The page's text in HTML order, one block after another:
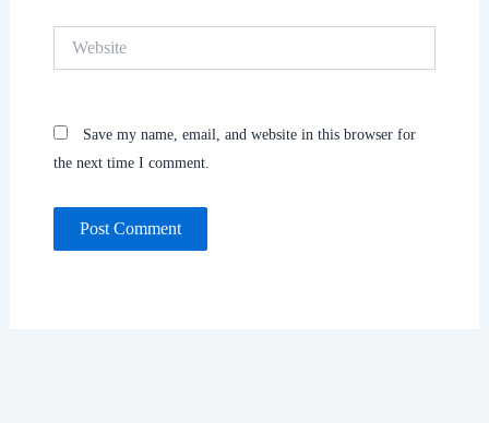
Save my name, email, and website in this browser for
the next time I comment.